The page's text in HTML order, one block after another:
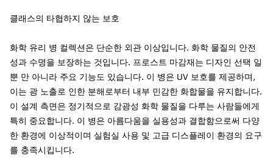
클래스의 타협하지 않는 보호
화학 유리 병 컬렉션은 단순한 외관 이상입니다. 화학 물질의 안전
성과 수명을 보장하는 것입니다. 프로스트 마감재는 디자인 선택 일
뿐 만 아니라 주요 기능도 있습니다. 이 병은 UV 보호를 제공하며,
이는 광 노출로 인한 분해로부터 내부 민감한 화합물을 유지합니다.
이 설계 측면은 정기적으로 감광성 화학 물질을 다루는 사람들에게
특히 중요합니다. 이 병은 아름다움을 실용성과 결합함으로써 다양
한 환경에 이상적이며 실험실 사용 및 고급 디스플레이 환경의 요구
를 충족시킵니다.